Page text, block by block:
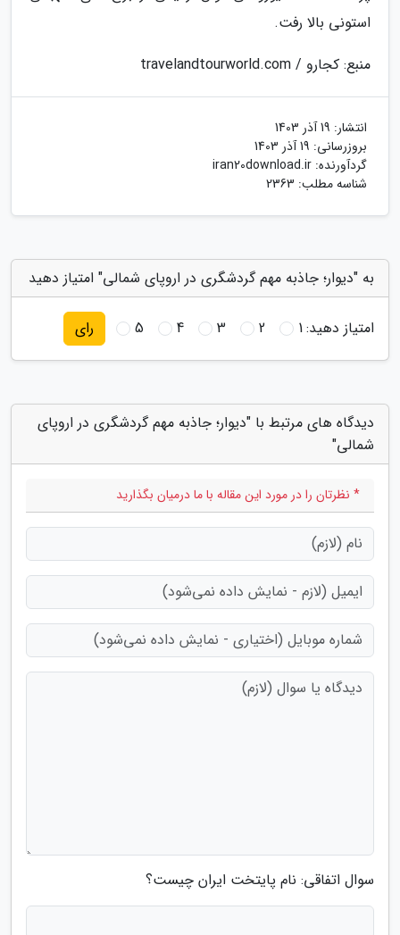
استونی بالا رفت.
منبع: کجارو / travelandtourworld.com
انتشار: 19 آذر 1403
بروزرسانی: 19 آذر 1403
گردآورنده: iran20download.ir
شناسه مطلب: 2363
به "دیوار؛ جاذبه مهم گردشگری در اروپای شمالی" امتیاز دهید
امتیاز دهید:1
2
3
4
5 رای
دیدگاه های مرتبط با "دیوار؛ جاذبه مهم گردشگری در اروپای
شمالی"
* نظرتان را در مورد این مقاله با ما درمیان بگذارید
سوال اتفاقی: نام پایتخت ایران چیست؟